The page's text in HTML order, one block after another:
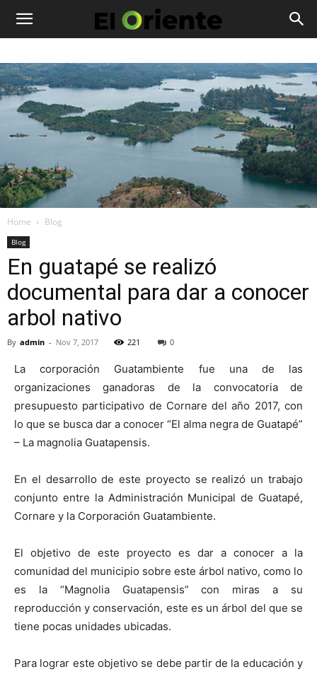
Home Blog
Blog
En guatapé se realizó
documental para dar a conocer
arbol nativo
By admin - Nov 7, 2017 221 0
La corporación Guatambiente fue una de las
organizaciones ganadoras de la convocatoria de
presupuesto participativo de Cornare del año 2017, con
lo que se busca dar a conocer “El alma negra de Guatapé”
– La magnolia Guatapensis.
En el desarrollo de este proyecto se realizó un trabajo
conjunto entre la Administración Municipal de Guatapé,
Cornare y la Corporación Guatambiente.
El objetivo de este proyecto es dar a conocer a la
comunidad del municipio sobre este árbol nativo, como lo
es la “Magnolia Guatapensis” con miras a su
reproducción y conservación, este es un árbol del que se
tiene pocas unidades ubicadas.
Para lograr este objetivo se debe partir de la educación y